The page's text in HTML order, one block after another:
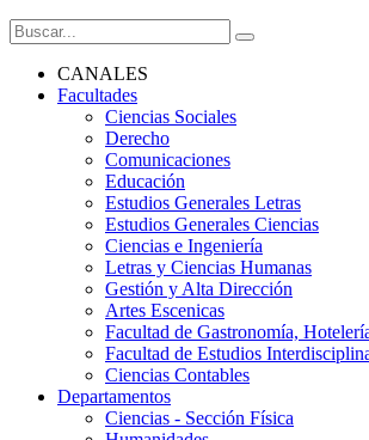
CANALES
Facultades
Ciencias Sociales
Derecho
Comunicaciones
Educación
Estudios Generales Letras
Estudios Generales Ciencias
Ciencias e Ingeniería
Letras y Ciencias Humanas
Gestión y Alta Dirección
Artes Escenicas
Facultad de Gastronomía,
Facultad de Estudios
Ciencias Contables
Departamentos
Ciencias - Sección Física